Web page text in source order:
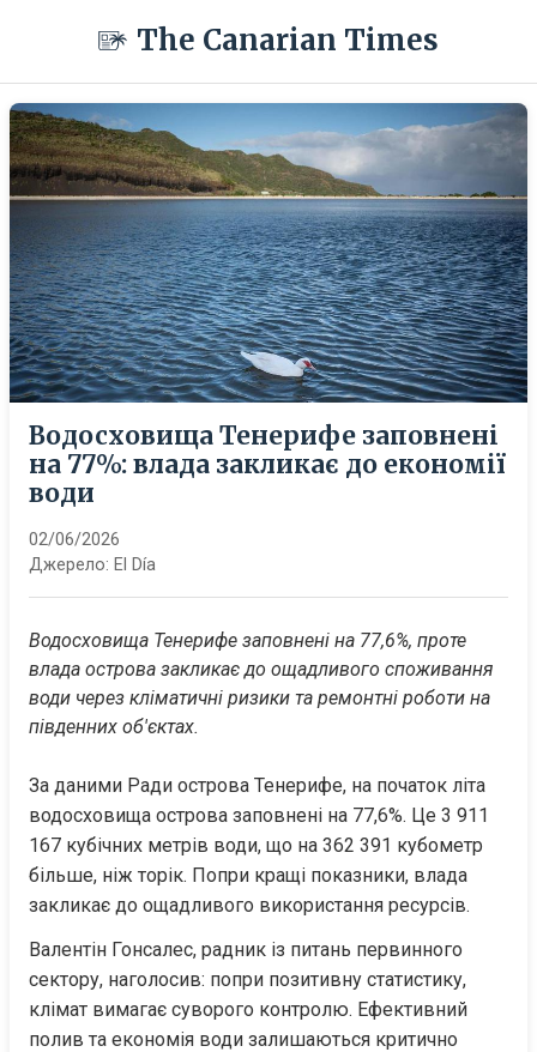
The Canarian Times
Водосховища Тенерифе заповнені
на 77%: влада закликає до економії
води
02/06/2026
Джерело: El Día
Водосховища Тенерифе заповнені на 77,6%, проте
влада острова закликає до ощадливого споживання
води через кліматичні ризики та ремонтні роботи на
південних об'єктах.
За даними Ради острова Тенерифе, на початок літа
водосховища острова заповнені на 77,6%. Це 3 911
167 кубічних метрів води, що на 362 391 кубометр
більше, ніж торік. Попри кращі показники, влада
закликає до ощадливого використання ресурсів.
Валентін Гонсалес, радник із питань первинного
сектору, наголосив: попри позитивну статистику,
клімат вимагає суворого контролю. Ефективний
полив та економія води залишаються критично